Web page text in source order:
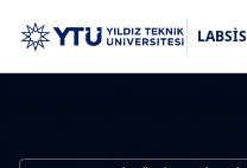
LABSİS